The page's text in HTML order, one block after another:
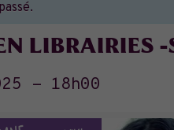
- 18h00